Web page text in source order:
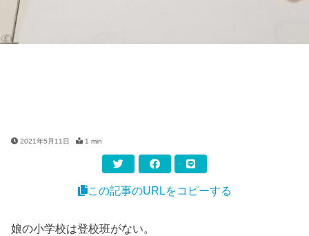
2021年5月11日 1 min
この記事のURLをコピーする
娘の小学校は登校班がない。